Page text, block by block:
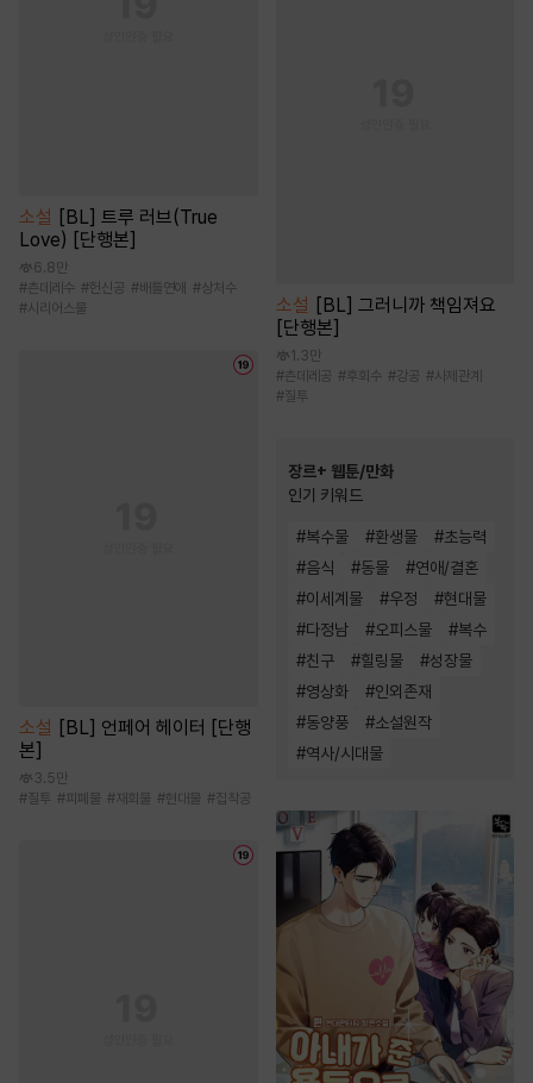
소설 [BL] 트루 러브(True
Love) [단행본]
6.8만
#츤데레수 #헌신공 #배틀연애 #상처수
#시리어스물
소설
[BL] 언페어 헤이터 [단행
본]
3.5만
#질투 #피폐물 # 재회물 #현대물 #집착공
소설 [BL] 그러니까 책임져요
[단행본]
1.3만
#츤데레공 #후회수 #강공 #사제관계
#질투
장르+ 웹툰/만화
인기 키워드
#복수물 #환생물 #초능력
#음식 #동물 #연애/결혼
#이세계물 #우정 #현대물
#다정남 #오피스물 #복수
#친구 #힐링물 #성장물
#영상화 #인외존재
#동양풍 #소설원작
#역사/시대물